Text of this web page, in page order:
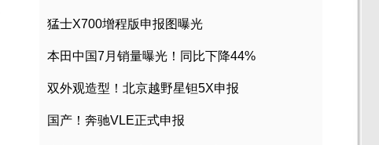
猛士X700增程版申报图曝光
本田中国7月销量曝光！同比下降44%
双外观造型！北京越野星钽5X申报
国产！奔驰VLE正式申报